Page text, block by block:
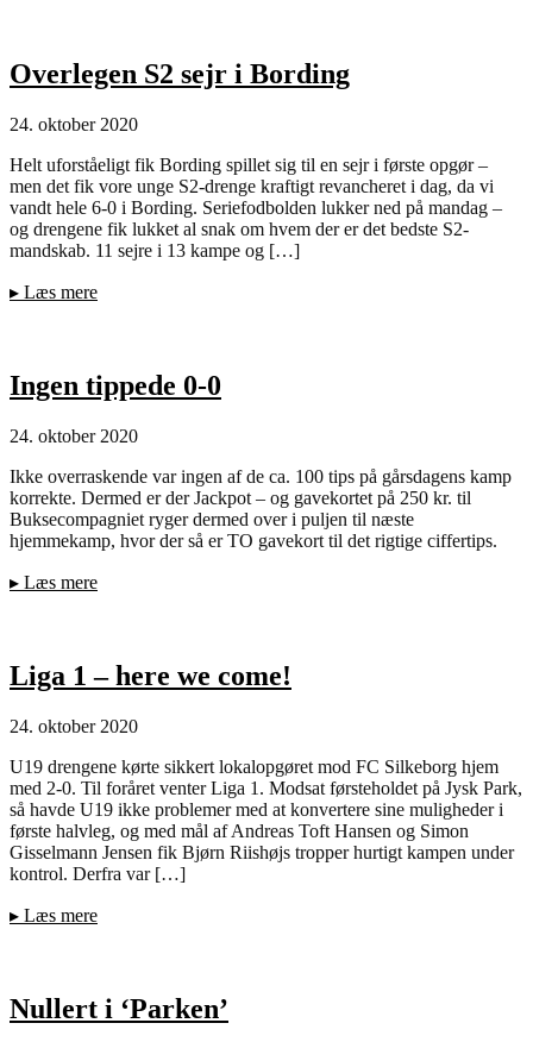
Overlegen S2 sejr i Bording
24. oktober 2020
Helt uforståeligt fik Bording spillet sig til en sejr i første opgør –
men det fik vore unge S2-drenge kraftigt revancheret i dag, da vi
vandt hele 6-0 i Bording. Seriefodbolden lukker ned på mandag –
og drengene fik lukket al snak om hvem der er det bedste S2-
mandskab. 11 sejre i 13 kampe og […]
▸ Læs mere
Ingen tippede 0-0
24. oktober 2020
Ikke overraskende var ingen af de ca. 100 tips på gårsdagens kamp
korrekte. Dermed er der Jackpot – og gavekortet på 250 kr. til
Buksecompagniet ryger dermed over i puljen til næste
hjemmekamp, hvor der så er TO gavekort til det rigtige ciffertips.
▸ Læs mere
Liga 1 – here we come!
24. oktober 2020
U19 drengene kørte sikkert lokalopgøret mod FC Silkeborg hjem
med 2-0. Til foråret venter Liga 1. Modsat førsteholdet på Jysk Park,
så havde U19 ikke problemer med at konvertere sine muligheder i
første halvleg, og med mål af Andreas Toft Hansen og Simon
Gisselmann Jensen fik Bjørn Riishøjs tropper hurtigt kampen under
kontrol. Derfra var […]
▸ Læs mere
Nullert i ‘Parken’